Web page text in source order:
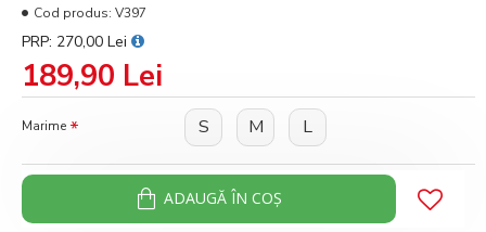
189,90 Lei
PRP: 270,00 Lei
Cod produs: V397
Marime S M L
ADAUGĂ ÎN COŞ